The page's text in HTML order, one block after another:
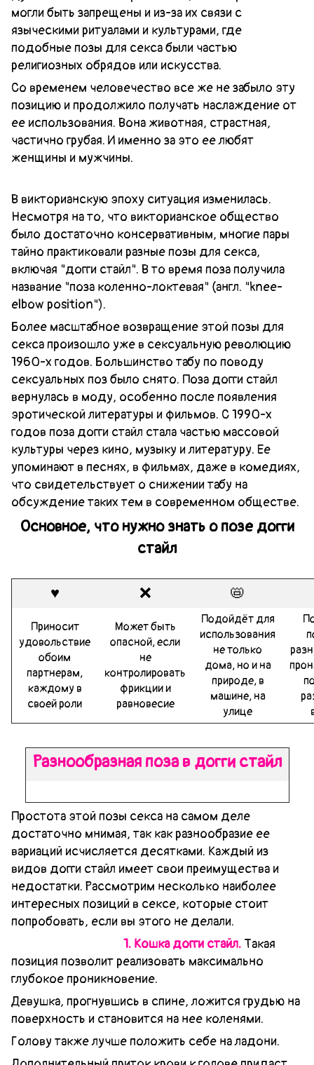
могли быть запрещены и из-за их связи с
языческими ритуалами и культурами, где
подобные позы для секса были частью
религиозных обрядов или искусства.
Со временем человечество все же не забыло эту
позицию и продолжило получать наслаждение от
ее использования. Вона животная, страстная,
частично грубая. И именно за это ее любят
женщины и мужчины.
В викторианскую эпоху ситуация изменилась.
Несмотря на то, что викторианское общество
было достаточно консервативным, многие пары
тайно практиковали разные позы для секса,
включая "догги стайл". В то время поза получила
название "поза коленно-локтевая" (англ. "knee-
elbow position").
Более масштабное возвращение этой позы для
секса произошло уже в сексуальную революцию
1960-х годов. Большинство табу по поводу
сексуальных поз было снято. Поза догги стайл
вернулась в моду, особенно после появления
эротической литературы и фильмов. С 1990-х
годов поза догги стайл стала частью массовой
культуры через кино, музыку и литературу. Ее
упоминают в песнях, в фильмах, даже в комедиях,
что свидетельствует о снижении табу на
обсуждение таких тем в современном обществе.
Основное, что нужно знать о позе догги
стайл
♥️ ❌ 📛
Приносит
удовольствие
обоим
партнерам,
каждому в
своей роли
Может быть
опасной, если
не
контролировать
фрикции и
равновесие
Подойдёт для
использования
не только
дома, но и на
природе, в
машине, на
улице
Разнообразная поза в догги стайл
Простота этой позы секса на самом деле
достаточно мнимая, так как разнообразие ее
вариаций исчисляется десятками. Каждый из
видов догги стайл имеет свои преимущества и
недостатки. Рассмотрим несколько наиболее
интересных позиций в сексе, которые стоит
попробовать, если вы этого не делали.
1. Кошка догги стайл. Такая
позиция позволит реализовать максимально
глубокое проникновение.
Девушка, прогнувшись в спине, ложится грудью на
поверхность и становится на нее коленями.
Голову также лучше положить себе на ладони.